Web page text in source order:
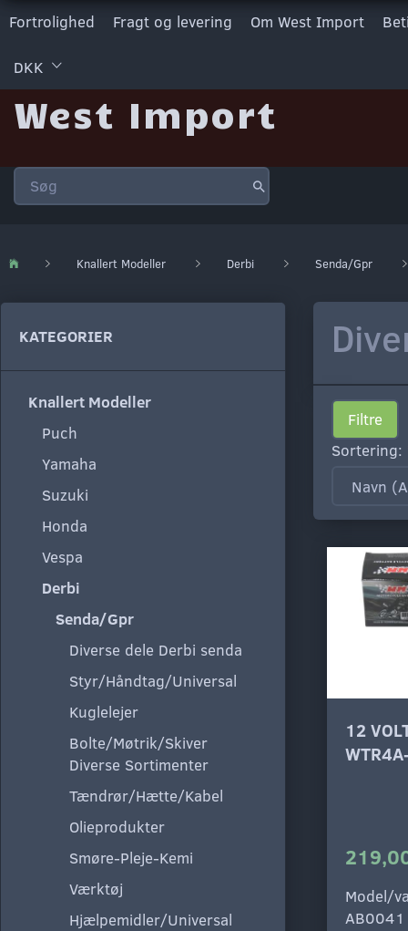
Fortrolighed Fragt og levering Om West Import
DKK
West Import
Knallert Modeller Derbi Senda/Gpr
KATEGORIER
Knallert Modeller
Puch
Yamaha
Suzuki
Honda
Vespa
Derbi
Senda/Gpr
Diverse dele Derbi senda
Styr/Håndtag/Universal
Kuglelejer
Bolte/Møtrik/Skiver
Diverse Sortimenter
Tændrør/Hætte/Kabel
Olieprodukter
Smøre-Pleje-Kemi
Værktøj
Hjælpemidler/Universal
Filtre
Sortering:
12
Model/
AB0041